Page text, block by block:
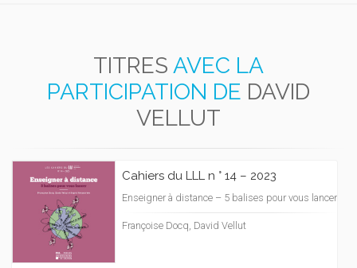
TITRES AVEC LA
PARTICIPATION DE DAVID
VELLUT
Cahiers du LLL n ° 14 – 2023
Enseigner à distance – 5 balises pour vous lancer
Françoise Docq, David Vellut